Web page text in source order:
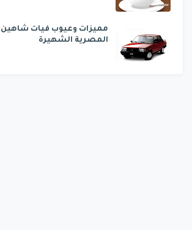
مميزات وعيوب فيات شاهين
المصرية الشهيرة